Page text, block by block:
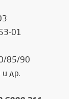
01
85/90
и др.